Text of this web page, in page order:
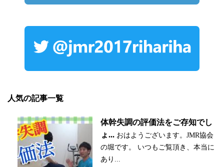
人気の記事一覧
体幹失調の評価法をご存知でし
ょ... おはようございます。JMR協会
の堀です。 いつもご覧頂き、本当に
あり...